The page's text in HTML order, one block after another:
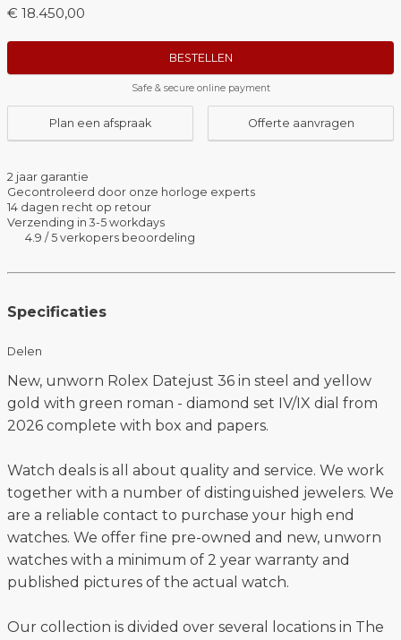
€ 18.450,00
BESTELLEN
Safe & secure online payment
Plan een afspraak Offerte aanvragen
2 jaar garantie
Gecontroleerd door onze horloge experts
14 dagen recht op retour
Verzending in 3-5 workdays
4.9 / 5 verkopers beoordeling
Specificaties
Delen
New, unworn Rolex Datejust 36 in steel and yellow
gold with green roman - diamond set IV/IX dial from
2026 complete with box and papers.
Watch deals is all about quality and service. We work
together with a number of distinguished jewelers. We
are a reliable contact to purchase your high end
watches. We offer fine pre-owned and new, unworn
watches with a minimum of 2 year warranty and
published pictures of the actual watch.
Our collection is divided over several locations in The